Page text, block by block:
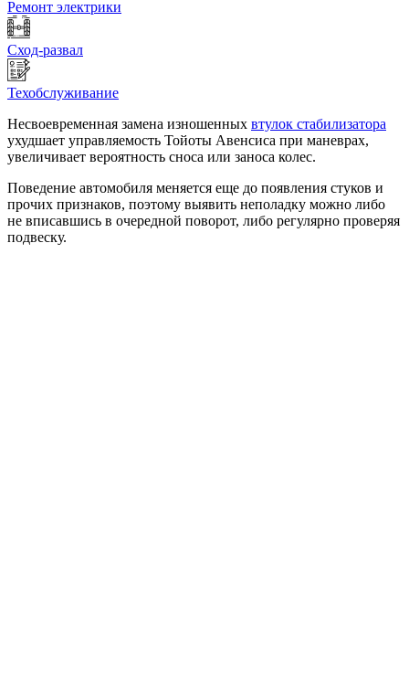
Ремонт электрики
Сход-развал
Техобслуживание
Несвоевременная замена изношенных втулок стабилизатора
ухудшает управляемость Тойоты Авенсиса при маневрах,
увеличивает вероятность сноса или заноса колес.
Поведение автомобиля меняется еще до появления стуков и
прочих признаков, поэтому выявить неполадку можно либо
не вписавшись в очередной поворот, либо регулярно проверяя
подвеску.